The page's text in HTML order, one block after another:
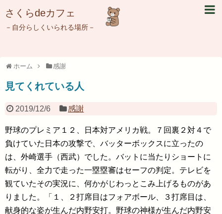
さくらdeカフェ
－自分らしくいられる場所－
ホーム 感謝
見てくれている人
2019/12/6 感謝
野球のプレミア１２、日本対アメリカ戦。７回裏２対４で
負けていた日本の攻撃で、バッターボックスに立ったの
は、外崎選手（西武）でした。バットに当たりショートに
転がり、全力で走った一塁塁審はセーフの判定。テレビを
観ていたその実況に、何かがじわっとこみ上げるものがあ
りました。「１、２打席目はフォアボール、３打席目は、
献身的な姿が生んだ内野安打。野球の神様が生んだ内野安